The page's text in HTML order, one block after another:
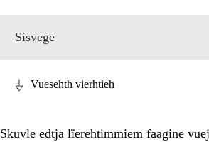
Sisvege
Vuesehth vierhtieh
Skuvle edtja lïerehtimmiem faagine